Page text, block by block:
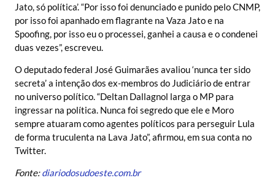
Jato, só política’. “Por isso foi denunciado e punido pelo CNMP,
por isso foi apanhado em flagrante na Vaza Jato e na
Spoofing, por isso eu o processei, ganhei a causa e o condenei
duas vezes”, escreveu.
O deputado federal José Guimarães avaliou ‘nunca ter sido
secreta’ a intenção dos ex-membros do Judiciário de entrar
no universo político. “Deltan Dallagnol larga o MP para
ingressar na política. Nunca foi segredo que ele e Moro
sempre atuaram como agentes políticos para perseguir Lula
de forma truculenta na Lava Jato”, afirmou, em sua conta no
Twitter.
Fonte:diariodosudoeste.com.br